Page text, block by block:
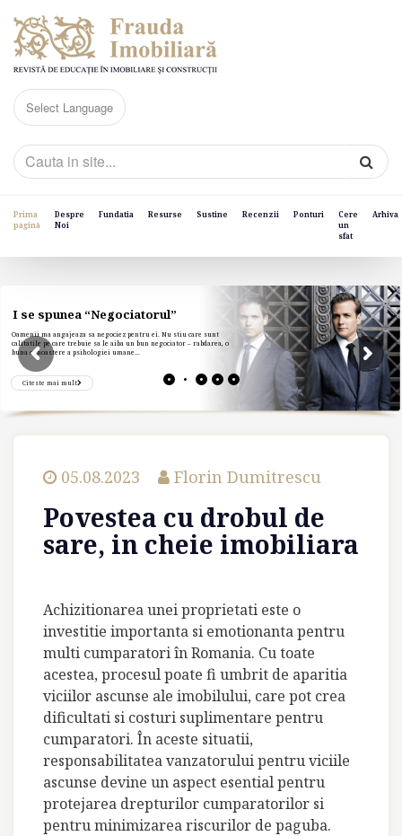
Prima
pagină
Despre
Noi
Fundatia Resurse Sustine Recenzii Ponturi
Cere
un
sfat
Arhiva
Oamenii ma angajeaza sa negociez pentru ei. Nu stiu care sunt
calitatile pe care trebuie sa le aiba un bun negociator – rabdarea, o
buna cunoastere a psihologiei umane...
I se spunea “Negociatorul”
Citeste mai mult
05.08.2023 Florin Dumitrescu
Povestea cu drobul de
sare, in cheie imobiliara
Achizitionarea unei proprietati este o
investitie importanta si emotionanta pentru
multi cumparatori în Romania. Cu toate
acestea, procesul poate fi umbrit de aparitia
viciilor ascunse ale imobilului, care pot crea
dificultati si costuri suplimentare pentru
cumparatori. În aceste situatii,
responsabilitatea vanzatorului pentru viciile
ascunse devine un aspect esential pentru
protejarea drepturilor cumparatorilor si
pentru minimizarea riscurilor de paguba.